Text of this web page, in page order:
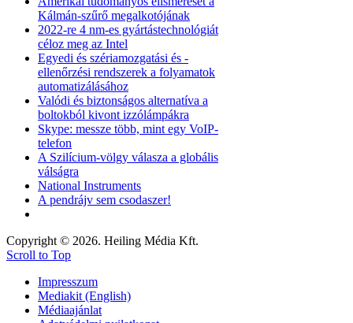
Kálmán-szűrő megalkotójának
2022-re 4 nm-es gyártástechnológiát
céloz meg az Intel
Egyedi és szériamozgatási és -
ellenőrzési rendszerek a folyamatok
automatizálásához
Valódi és biztonságos alternatíva a
boltokból kivont izzólámpákra
Skype: messze több, mint egy VoIP-
telefon
A Szilícium-völgy válasza a globális
válságra
National Instruments
A pendrájv sem csodaszer!
Copyright © 2026. Heiling Média Kft.
Scroll to Top
Impresszum
Mediakit (English)
Médiaajánlat